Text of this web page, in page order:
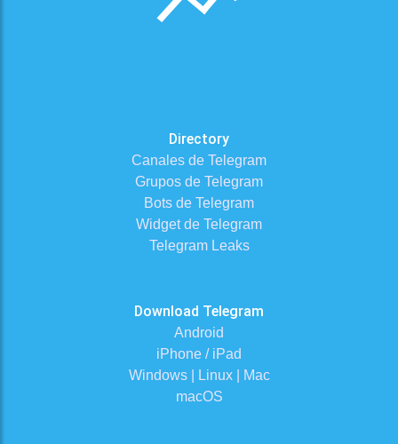
Directory
Canales de Telegram
Grupos de Telegram
Bots de Telegram
Widget de Telegram
Telegram Leaks
Download Telegram
Android
iPhone / iPad
Windows | Linux | Mac
macOS